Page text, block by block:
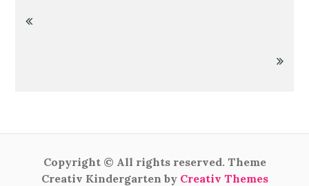
Navigation
Copyright © All rights reserved. Theme
Creativ Kindergarten by Creativ Themes